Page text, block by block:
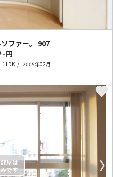
ファー。
907
-円
1LDK 2005年02月
〉